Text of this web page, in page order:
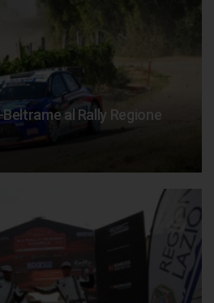
al Rally Regione